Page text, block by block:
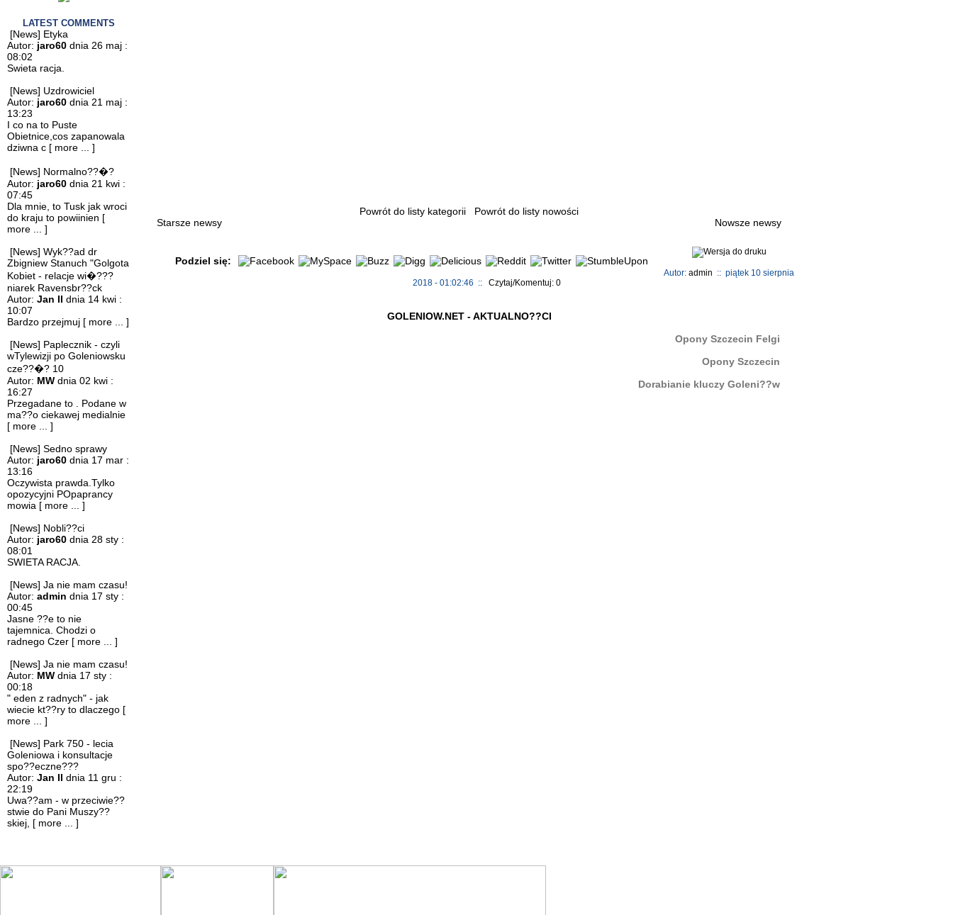
LATEST COMMENTS
[News] Etyka
Autor: jaro60 dnia 26 maj :
08:02
Swieta racja.
[News] Uzdrowiciel
Autor: jaro60 dnia 21 maj :
13:23
I co na to Puste
Obietnice,cos zapanowala
dziwna c [ more ... ]
[News] Normalno??�?
Autor: jaro60 dnia 21 kwi :
07:45
Dla mnie, to Tusk jak wroci
do kraju to powiinien [
more ... ]
[News] Wyk??ad dr
Zbigniew Stanuch "Golgota
Kobiet - relacje wi�???
niarek Ravensbr??ck
Autor: Jan II dnia 14 kwi :
10:07
Bardzo przejmuj [ more ... ]
[News] Paplecznik - czyli
wTylewizji po Goleniowsku
cze??�? 10
Autor: MW dnia 02 kwi :
16:27
Przegadane to . Podane w
ma??o ciekawej medialnie
[ more ... ]
[News] Sedno sprawy
Autor: jaro60 dnia 17 mar :
13:16
Oczywista prawda.Tylko
opozycyjni POpaprancy
mowia [ more ... ]
[News] Nobli??ci
Autor: jaro60 dnia 28 sty :
08:01
SWIETA RACJA.
[News] Ja nie mam czasu!
Autor: admin dnia 17 sty :
00:45
Jasne ??e to nie
tajemnica. Chodzi o
radnego Czer [ more ... ]
[News] Ja nie mam czasu!
Autor: MW dnia 17 sty :
00:18
" eden z radnych" - jak
wiecie kt??ry to dlaczego [
more ... ]
[News] Park 750 - lecia
Goleniowa i konsultacje
spo??eczne???
Autor: Jan II dnia 11 gru :
22:19
Uwa??am - w przeciwie??
stwie do Pani Muszy??
skiej, [ more ... ]
Powrót do listy kategorii
Powrót do listy nowości
Starsze newsy
Nowsze newsy
Podziel się:
Autor: admin :: piątek 10 sierpnia
2018 - 01:02:46 ::
Czytaj/Komentuj: 0
GOLENIOW.NET - AKTUALNO??CI
Opony Szczecin Felgi
Opony Szczecin
Dorabianie kluczy Goleni??w